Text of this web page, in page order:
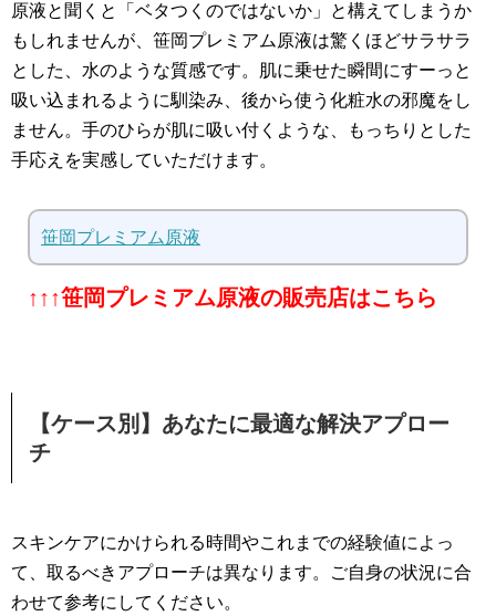
原液と聞くと「ベタつくのではないか」と構えてしまうか
もしれませんが、笹岡プレミアム原液は驚くほどサラサラ
とした、水のような質感です。肌に乗せた瞬間にすーっと
吸い込まれるように馴染み、後から使う化粧水の邪魔をし
ません。手のひらが肌に吸い付くような、もっちりとした
手応えを実感していただけます。
笹岡プレミアム原液
↑↑↑笹岡プレミアム原液の販売店はこちら
【ケース別】あなたに最適な解決アプロー
チ
スキンケアにかけられる時間やこれまでの経験値によっ
て、取るべきアプローチは異なります。ご自身の状況に合
わせて参考にしてください。